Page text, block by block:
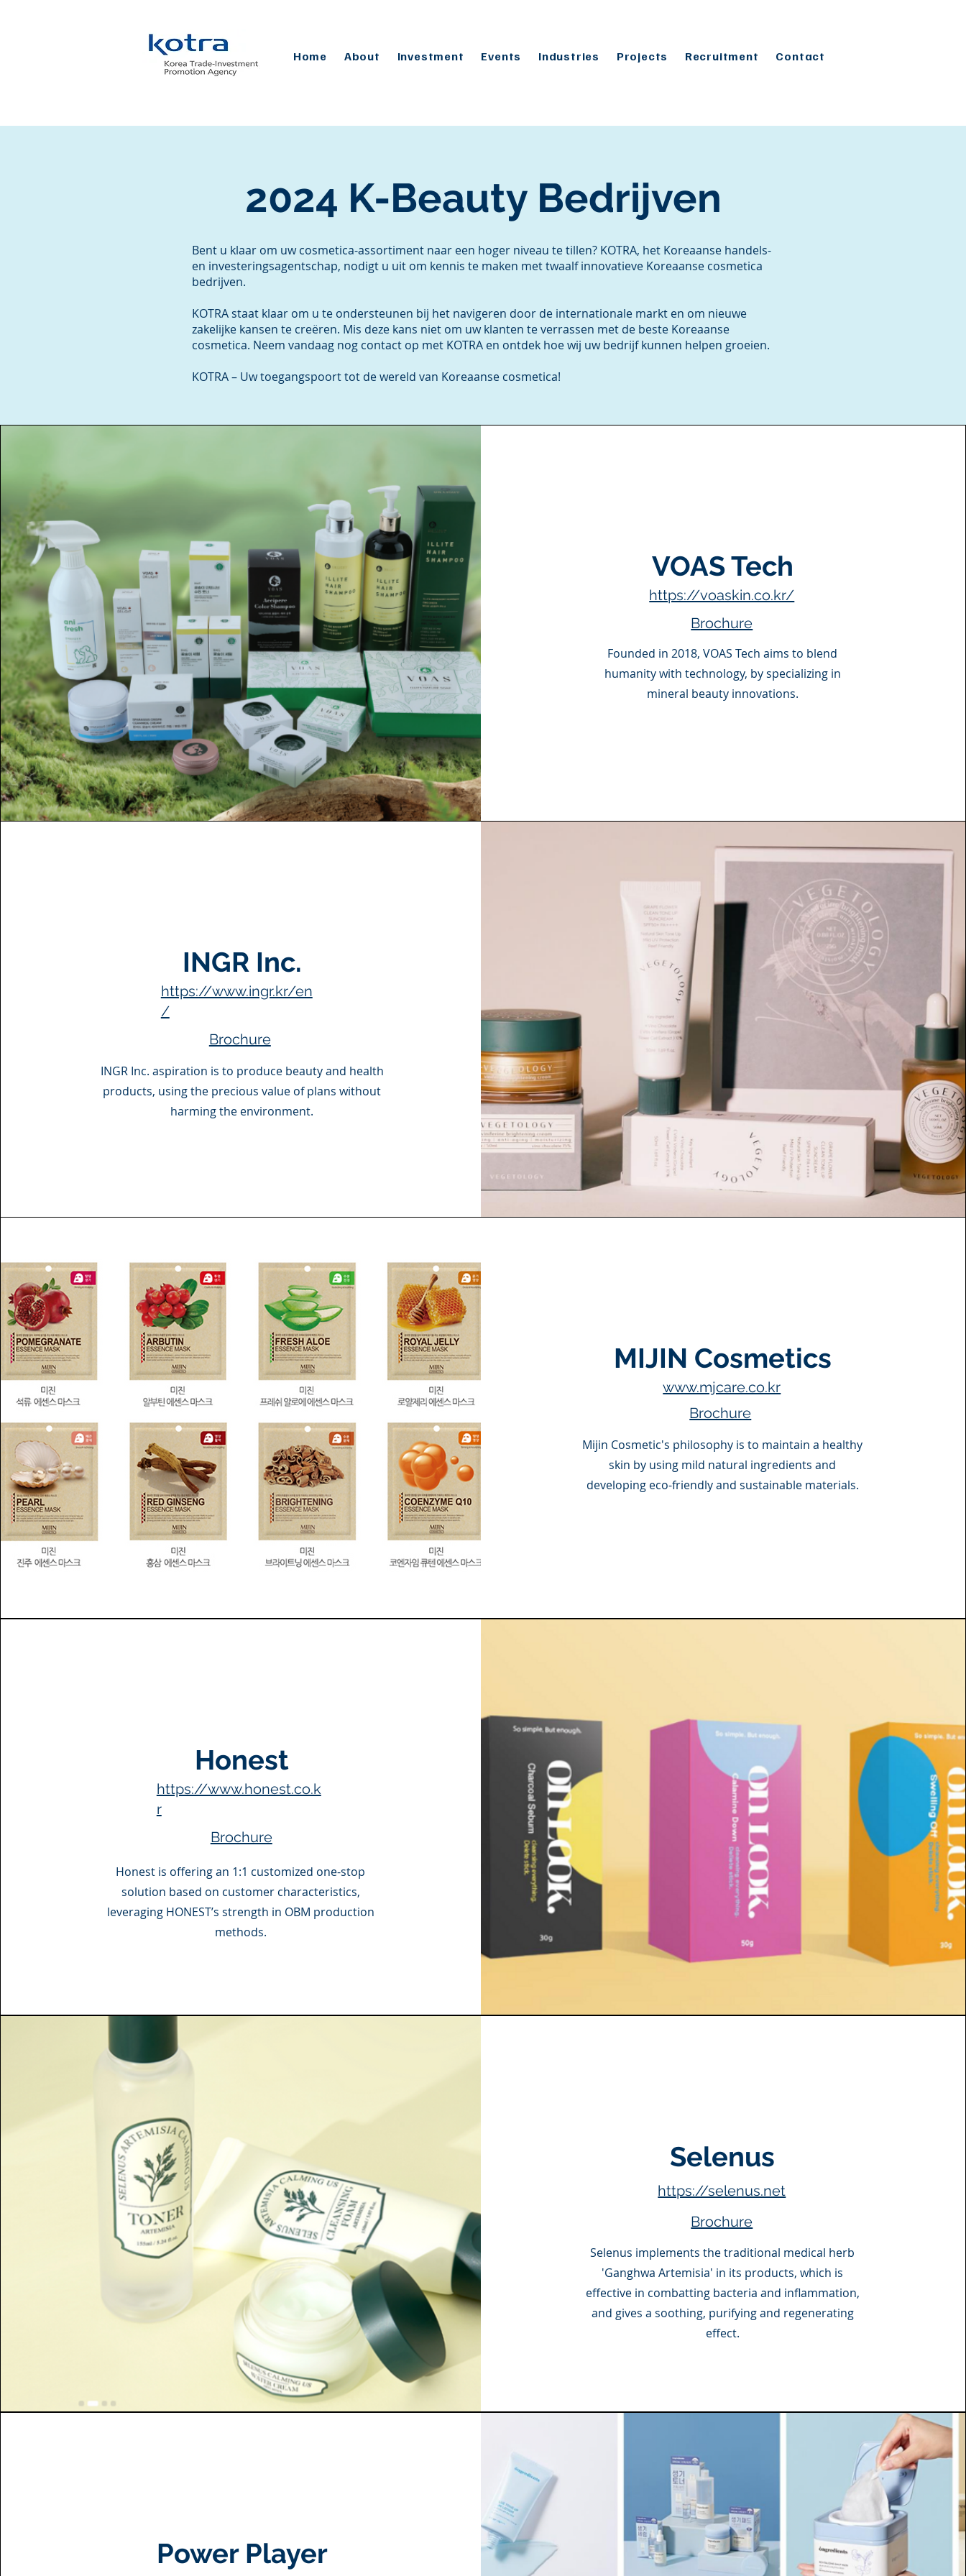
Home About Investment Events Industries Projects Recruitment Contact
2024 K-Beauty Bedrijven
Bent u klaar om uw cosmetica-assortiment naar een hoger niveau te tillen? KOTRA, het Koreaanse handels-
en investeringsagentschap, nodigt u uit om kennis te maken met twaalf innovatieve Koreaanse cosmetica
bedrijven.
KOTRA staat klaar om u te ondersteunen bij het navigeren door de internationale markt en om nieuwe
zakelijke kansen te creëren. Mis deze kans niet om uw klanten te verrassen met de beste Koreaanse
cosmetica. Neem vandaag nog contact op met KOTRA en ontdek hoe wij uw bedrijf kunnen helpen groeien.
KOTRA – Uw toegangspoort tot de wereld van Koreaanse cosmetica!
VOAS Tech
https://voaskin.co.kr/
Brochure
Founded in 2018, VOAS Tech aims to blend
humanity with technology, by specializing in
mineral beauty innovations.
INGR Inc.
https://www.ingr.kr/en
/
Brochure
INGR Inc. aspiration is to produce beauty and health
products, using the precious value of plans without
harming the environment.
MIJIN Cosmetics
www.mjcare.co.kr
Brochure
Mijin Cosmetic's philosophy is to maintain a healthy
skin by using mild natural ingredients and
developing eco-friendly and sustainable materials.
Honest
https://www.honest.co.k
r
Brochure
Honest is offering an 1:1 customized one-stop
solution based on customer characteristics,
leveraging HONEST’s strength in OBM production
methods.
Selenus
https://selenus.net
Brochure
Selenus implements the traditional medical herb
'Ganghwa Artemisia' in its products, which is
effective in combatting bacteria and inflammation,
and gives a soothing, purifying and regenerating
effect.
Power Player